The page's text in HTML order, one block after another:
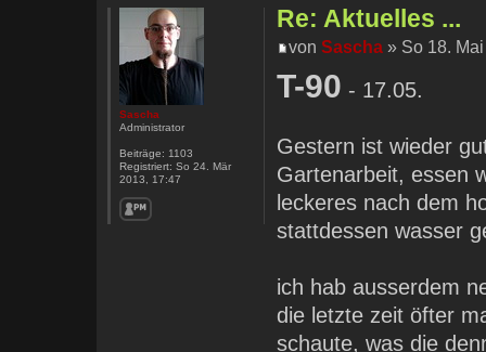
Re: Aktuelles ...
vonSascha » So 18.
T-90 - 17.05.
Gestern ist wieder
Gartenarbeit, essen
leckeres nach dem
stattdessen wasser
ich hab ausserdem
die letzte zeit öfter
schaute, was die
Sascha
Administrator
Beiträge: 1103
Registriert: So 24. Mär
2013, 17:47